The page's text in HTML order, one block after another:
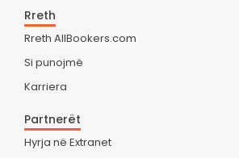
Rreth
Rreth AllBookers.com
Si punojmë
Karriera
Partnerët
Hyrja në Extranet